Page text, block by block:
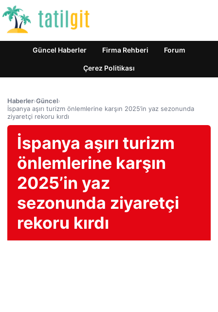
Güncel Haberler Firma Rehberi Forum
Çerez Politikası
Haberler›Güncel›
İspanya aşırı turizm önlemlerine karşın 2025’in yaz sezonunda
ziyaretçi rekoru kırdı
İspanya aşırı turizm
önlemlerine karşın
2025’in yaz
sezonunda ziyaretçi
rekoru kırdı